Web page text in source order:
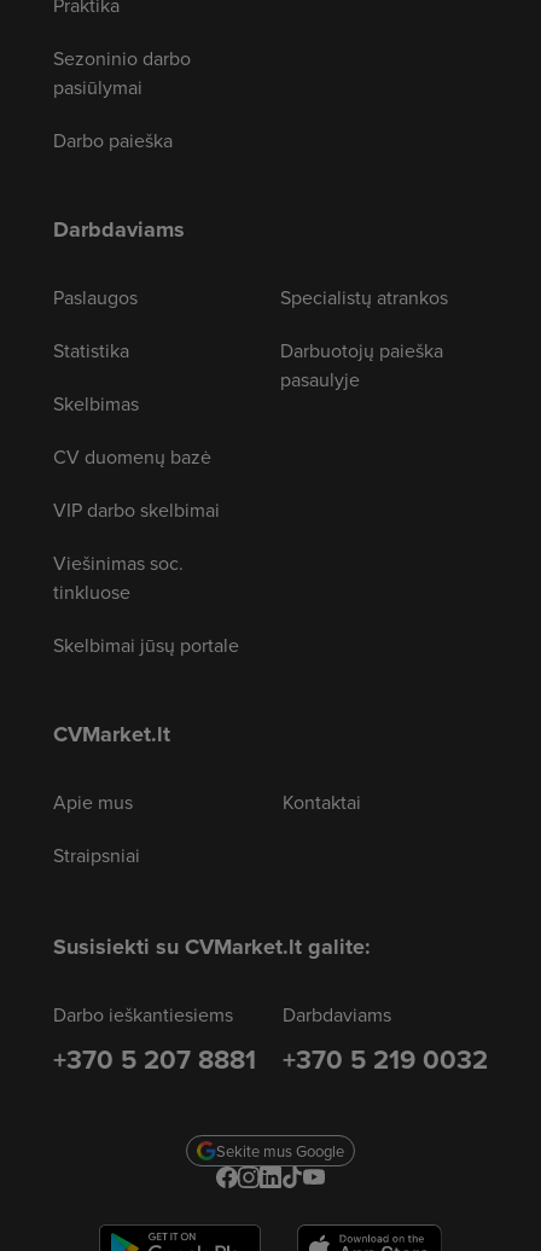
Sezoninio darbo
pasiūlymai
Darbo paieška
Darbdaviams
Paslaugos
Statistika
Skelbimas
CV duomenų bazė
VIP darbo skelbimai
Viešinimas soc.
tinkluose
Skelbimai jūsų portale
Specialistų atrankos
Darbuotojų paieška
pasaulyje
CVMarket.lt
Apie mus
Straipsniai
Kontaktai
Susisiekti su CVMarket.lt galite:
Darbo ieškantiesiems
+370 5 207 8881
Darbdaviams
+370 5 219 0032
Sekite mus Google